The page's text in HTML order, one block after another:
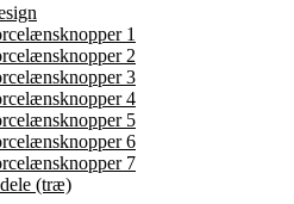
1
2
3
4
5
6
7
(træ)